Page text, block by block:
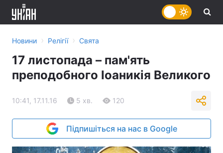
Новини › Релігії › Свята
17 листопада – пам'ять
преподобного Іоаникія Великого
10:41, 17.11.16 5 хв. 120
Підпишіться на нас в Google